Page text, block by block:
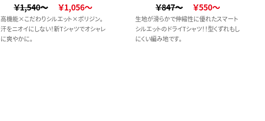
￥1,540～ ￥1,056～
高機能×こだわりシルエット×ポリジン。
汗をニオイにしない！新Tシャツでオシャレ
に爽やかに。
￥847～ ￥550～
生地が滑らかで伸縮性に優れたスマート
シルエットのドライTシャツ！！型くずれもし
にくい編み地です。